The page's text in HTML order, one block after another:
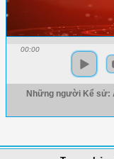
00:00
Những người Kể sử: